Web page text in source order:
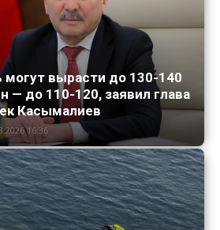
вырасти до 130-140
— до 110-120, заявил глава
Касымалиев
16:36